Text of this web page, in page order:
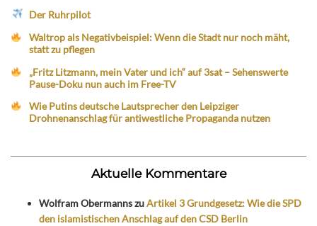
Der Ruhrpilot
Waltrop als Negativbeispiel: Wenn die Stadt nur noch mäht,
statt zu pflegen
„Fritz Litzmann, mein Vater und ich“ auf 3sat – Sehenswerte
Pause-Doku nun auch im Free-TV
Wie Putins deutsche Lautsprecher den Leipziger
Drohnenanschlag für antiwestliche Propaganda nutzen
Aktuelle Kommentare
Wolfram ObermannszuArtikel 3 Grundgesetz: Wie die SPD
den islamistischen Anschlag auf den CSD Berlin